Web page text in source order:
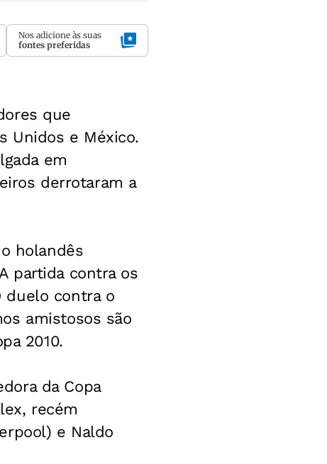
Nos adicione às suas
fontes preferidas
que
Unidos e México.
em
derrotaram a
holandês
partida contra os
duelo contra o
amistosos são
2010.
da Copa
recém
e Naldo